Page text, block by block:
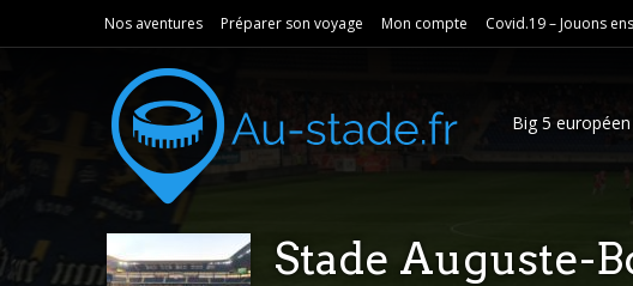
Nos aventures Préparer son voyage Mon compte Covid.19 – Jouons
Big 5 européen
Stade Auguste-